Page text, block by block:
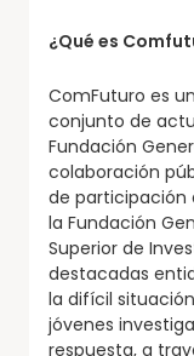
¿Qué es
ComFuturo es
conjunto de
Fundación
colaboración
de participación
la Fundación
Superior de
destacadas
la difícil
jóvenes
respuesta, a